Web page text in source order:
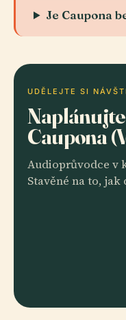
Je Caupona
UDĚLEJTE SI
Naplánujte
Caupona
Audioprůvodce v
Stavěné na to,